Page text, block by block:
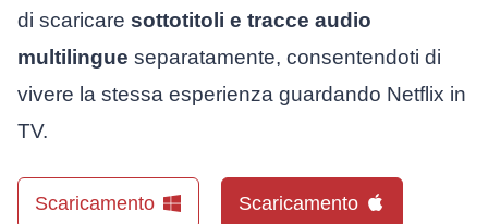
di scaricare sottotitoli e tracce audio
multilingue separatamente, consentendoti di
vivere la stessa esperienza guardando Netflix in
TV.
Scaricamento Scaricamento